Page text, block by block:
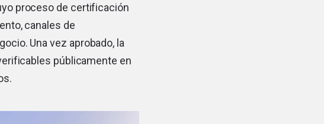
proceso de certificación
canales de
Una vez aprobado, la
públicamente en